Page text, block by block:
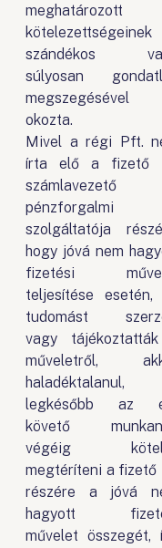
meghatározott
kötelezettségeinek
szándékos
súlyosan
megszegésével
okozta.
Mivel a régi Pft.
írta elő a fizető
számlavezető
pénzforgalmi
szolgáltatója
hogy jóvá nem
fizetési
teljesítése esetén,
tudomást
vagy
műveletről,
haladéktalanul,
legkésőbb az
követő
végéig
megtéríteni a fizető
részére a jóvá
hagyott
művelet összegét,